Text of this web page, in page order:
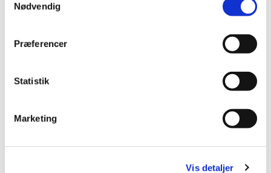
Nødvendig
Præferencer
Statistik
Marketing
Vis detaljer